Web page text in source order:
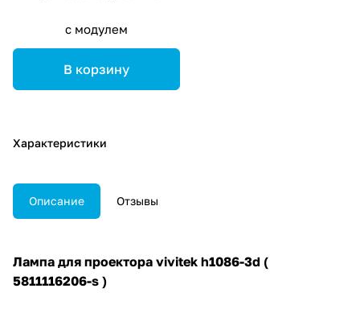
с модулем
В корзину
Характеристики
Описание Отзывы
Лампа для проектора vivitek h1086-3d (
5811116206-s )